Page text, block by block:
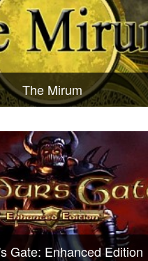
The Mirum
Gate: Enhanced Edition